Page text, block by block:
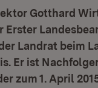
Gotthard
Erster
Landrat beim
Er ist
zum 1. April